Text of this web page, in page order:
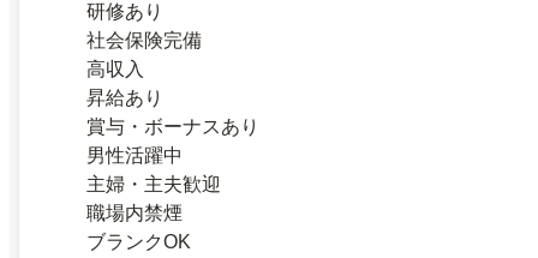
研修あり
社会保険完備
高収入
昇給あり
賞与・ボーナスあり
男性活躍中
主婦・主夫歓迎
職場内禁煙
ブランクOK